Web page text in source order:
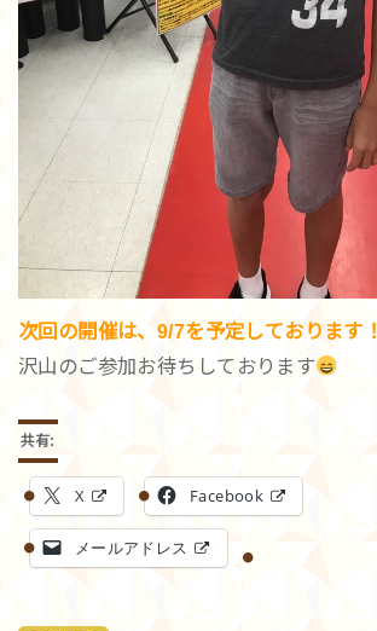
次回の開催は、9/7を予定しております！
沢山のご参加お待ちしております
共有:
X Facebook
メールアドレス